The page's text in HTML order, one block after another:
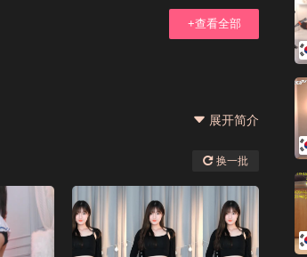
+查看全部
展开简介
换一批